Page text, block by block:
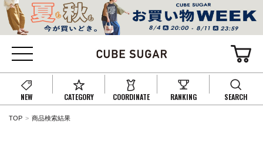
NEW CATEGORY COORDINATE RANKING SEARCH
TOP 商品検索結果